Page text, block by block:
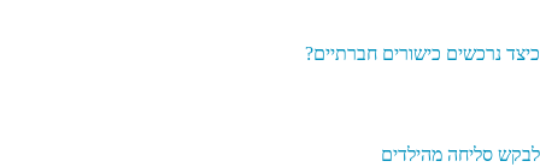
כיצד נרכשים כישורים חברתיים?
לבקש סליחה מהילדים